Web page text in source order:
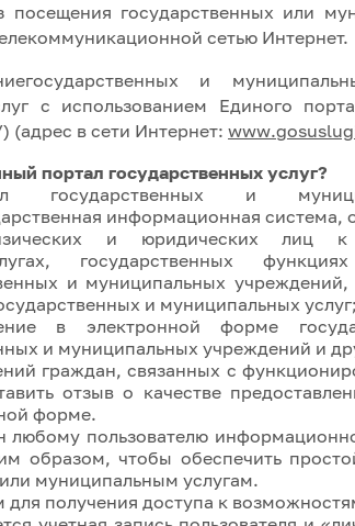
государственных или
сетью Интернет.
и
с использованием Единого
(адрес в сети Интернет: www.
портал государственных услуг?
государственных и
информационная система,
и юридических лиц
государственных
и муниципальных
и муниципальных услуг;
в электронной форме
и муниципальных учреждений и
граждан, связанных с
отзыв о качестве
форме.
любому пользователю
образом, чтобы обеспечить
муниципальным услугам.
получения доступа к